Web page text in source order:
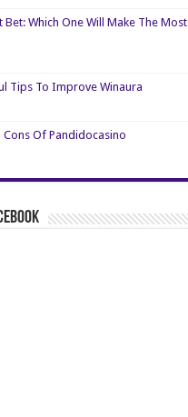
Bet: Which One Will Make The Most
Tips To Improve Winaura
Cons Of Pandidocasino